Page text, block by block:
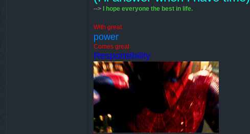
--> I hope everyone the best in life.
With great
power
Comes great
Responsibility